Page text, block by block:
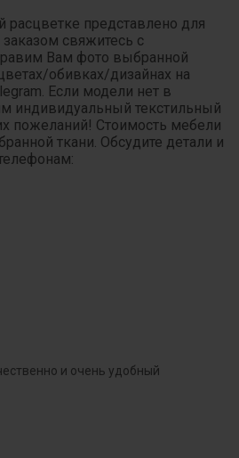
представлено для
свяжитесь с
Вам фото выбранной
обивках/дизайнах на
Если модели нет в
индивидуальный текстильный
пожеланий! Стоимость мебели
ткани. Обсудите детали и
и очень удобный